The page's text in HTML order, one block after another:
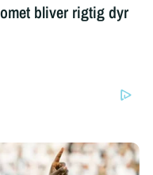
bliver rigtig dyr